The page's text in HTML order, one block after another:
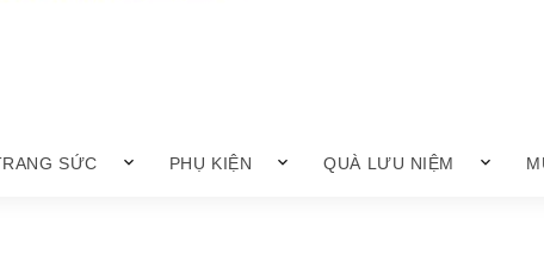
SỨC PHỤ KIỆN QUÀ LƯU NIỆM